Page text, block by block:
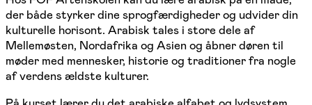
der både styrker dine sprogfærdigheder og udvider din
kulturelle horisont. Arabisk tales i store dele af
Mellemøsten, Nordafrika og Asien og åbner døren til
møder med mennesker, historie og traditioner fra nogle
af verdens ældste kulturer.